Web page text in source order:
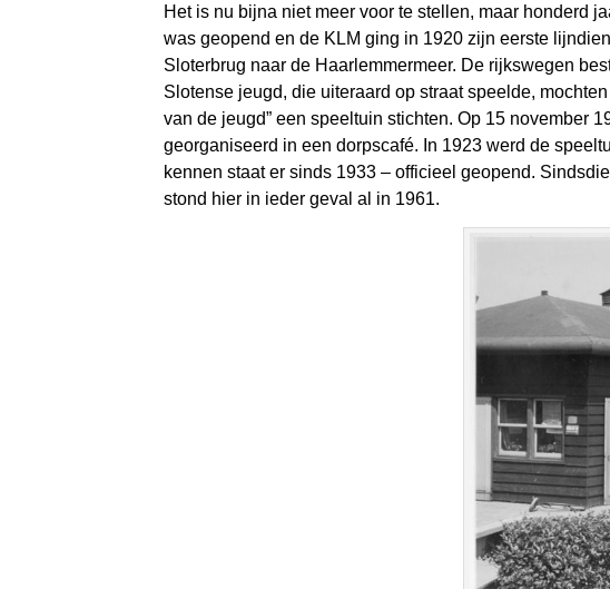
Het is nu bijna niet meer voor te stellen, maar honderd
was geopend en de KLM ging in 1920 zijn eerste
Sloterbrug naar de Haarlemmermeer. De rijkswegen
Slotense jeugd, die uiteraard op straat speelde,
van de jeugd” een speeltuin stichten. Op 15 november
georganiseerd in een dorpscafé. In 1923 werd de
kennen staat er sinds 1933 – officieel geopend.
stond hier in ieder geval al in 1961.